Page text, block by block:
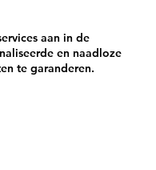
aan in de
en naadloze
te garanderen.